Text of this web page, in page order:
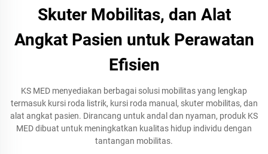
Skuter Mobilitas, dan Alat
Angkat Pasien untuk Perawatan
Efisien
KS MED menyediakan berbagai solusi mobilitas yang lengkap
termasuk kursi roda listrik, kursi roda manual, skuter mobilitas, dan
alat angkat pasien. Dirancang untuk andal dan nyaman, produk KS
MED dibuat untuk meningkatkan kualitas hidup individu dengan
tantangan mobilitas.